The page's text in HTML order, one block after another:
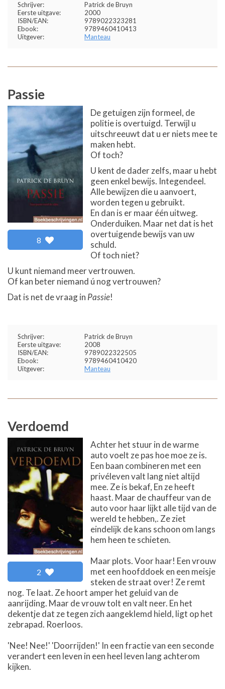
Schrijver:
Patrick de Bruyn
Eerste uitgave:
2000
ISBN/EAN:
9789022323281
Ebook:
9789460410413
Uitgever:
Manteau
Passie
8
De getuigen zijn formeel, de
politie is overtuigd. Terwijl u
uitschreeuwt dat u er niets mee te
maken hebt.
Of toch?
U kent de dader zelfs, maar u hebt
geen enkel bewijs. Integendeel.
Alle bewijzen die u aanvoert,
worden tegen u gebruikt.
En dan is er maar één uitweg.
Onderduiken. Maar net dat is het
overtuigende bewijs van uw
schuld.
Of toch niet?
U kunt niemand meer vertrouwen.
Of kan beter niemand ú nog vertrouwen?
Dat is net de vraag in Passie!
Schrijver:
Patrick de Bruyn
Eerste uitgave:
2008
ISBN/EAN:
9789022322505
Ebook:
9789460410420
Uitgever:
Manteau
Verdoemd
2
Achter het stuur in de warme
auto voelt ze pas hoe moe ze is.
Een baan combineren met een
privéleven valt lang niet altijd
mee. Ze is bekaf, En ze heeft
haast. Maar de chauffeur van de
auto voor haar lijkt alle tijd van de
wereld te hebben,. Ze ziet
eindelijk de kans schoon om langs
hem heen te schieten.
Maar plots. Voor haar! Een vrouw
met een hoofddoek en een meisje
steken de straat over! Ze remt
nog. Te laat. Ze hoort amper het geluid van de
aanrijding. Maar de vrouw tolt en valt neer. En het
dekentje dat ze tegen zich aangeklemd hield, ligt op het
zebrapad. Roerloos.
'Nee! Nee!' 'Doorrijden!' In een fractie van een seconde
verandert een leven in een heel leven lang achterom
kijken.